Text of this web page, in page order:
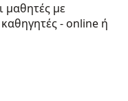
μαθητές με
- online ή